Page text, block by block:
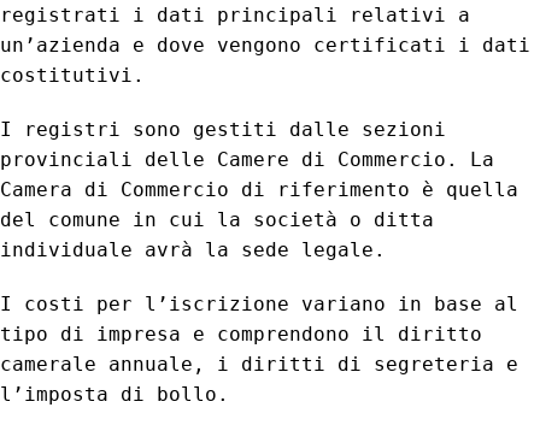
registrati i dati principali relativi a
un’azienda e dove vengono certificati i dati
costitutivi.
I registri sono gestiti dalle sezioni
provinciali delle Camere di Commercio. La
Camera di Commercio di riferimento è quella
del comune in cui la società o ditta
individuale avrà la sede legale.
I costi per l’iscrizione variano in base al
tipo di impresa e comprendono il diritto
camerale annuale, i diritti di segreteria e
l’imposta di bollo.